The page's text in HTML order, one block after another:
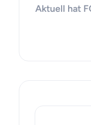
Aktuell hat